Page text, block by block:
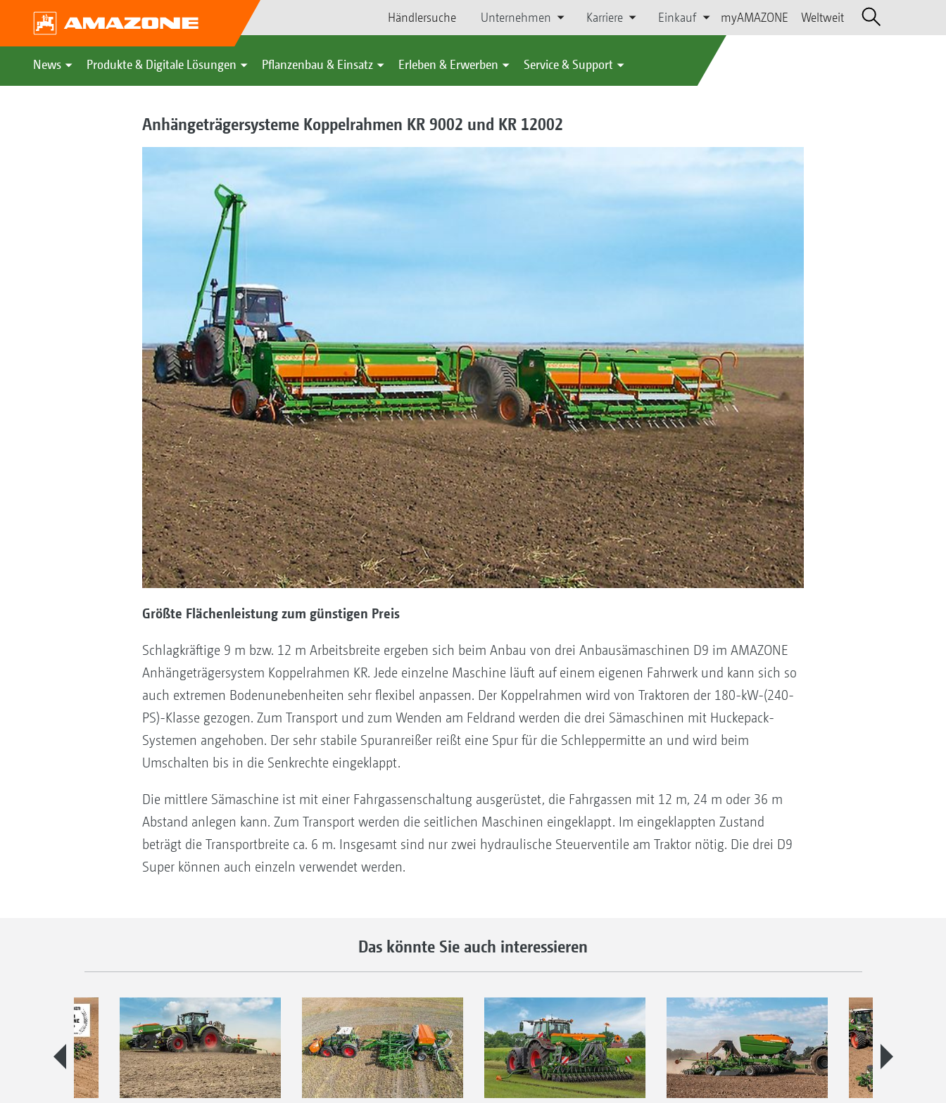
Händlersuche Unternehmen Karriere Einkauf myAMAZONE Weltweit
News Produkte & Digitale Lösungen Pflanzenbau & Einsatz Erleben & Erwerben Service & Support
Anhängeträgersysteme Koppelrahmen KR 9002 und KR 12002
Größte Flächenleistung zum günstigen Preis
Schlagkräftige 9 m bzw. 12 m Arbeitsbreite ergeben sich beim Anbau von drei Anbausämaschinen D9 im AMAZONE
Anhängeträgersystem Koppelrahmen KR. Jede einzelne Maschine läuft auf einem eigenen Fahrwerk und kann sich so
auch extremen Bodenunebenheiten sehr flexibel anpassen. Der Koppelrahmen wird von Traktoren der 180-kW-(240-
PS)-Klasse gezogen. Zum Transport und zum Wenden am Feldrand werden die drei Sämaschinen mit Huckepack-
Systemen angehoben. Der sehr stabile Spuranreißer reißt eine Spur für die Schleppermitte an und wird beim
Umschalten bis in die Senkrechte eingeklappt.
Die mittlere Sämaschine ist mit einer Fahrgassenschaltung ausgerüstet, die Fahrgassen mit 12 m, 24 m oder 36 m
Abstand anlegen kann. Zum Transport werden die seitlichen Maschinen eingeklappt. Im eingeklappten Zustand
beträgt die Transportbreite ca. 6 m. Insgesamt sind nur zwei hydraulische Steuerventile am Traktor nötig. Die drei D9
Super können auch einzeln verwendet werden.
Das könnte Sie auch interessieren